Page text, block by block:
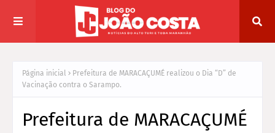
Página inicial
Prefeitura de MARACAÇUMÉ realizou o Dia “D” de
Vacinação contra o Sarampo.
Prefeitura de MARACAÇUMÉ